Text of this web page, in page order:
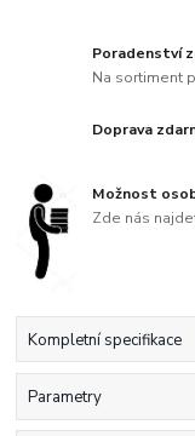
Poradenství
Na sortiment
Doprava
Možnost
Zde nás
Kompletní specifikace
Parametry